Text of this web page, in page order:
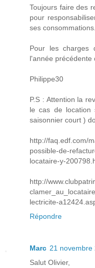
Toujours faire des
pour
ses consommations.
Pour les
l'année précédente
Philippe30
P.S : Attention la
le cas de location
saisonnier court )
http://faq.edf.com/
possible-de-
locataire-y-
http://
lectricite-
Répondre
Marc 21 novembre
Salut Olivier,